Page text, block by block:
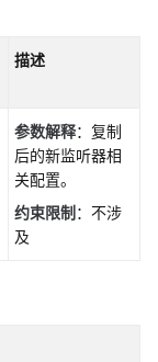
描述
参数解释：复制
后的新监听器相
关配置。
约束限制 ：不涉
及